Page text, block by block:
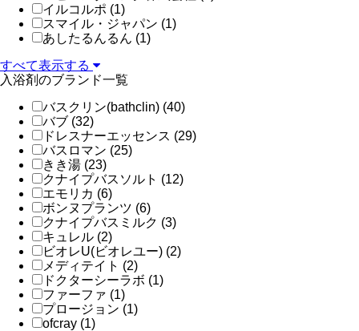
イルコルポ (1)
スマイル・ジャパン (1)
あしたるんるん (1)
すべて表示する
入浴剤のブランド一覧
バスクリン(bathclin) (40)
バブ (32)
ドレスナーエッセンス (29)
バスロマン (25)
きき湯 (23)
クナイプバスソルト (12)
エモリカ (6)
ボンヌプランツ (6)
クナイプバスミルク (3)
キュレル (2)
ビオレU(ビオレユー) (2)
メディテイト (2)
ドクターシーラボ (1)
ファーファ (1)
プロージョン (1)
ofcray (1)